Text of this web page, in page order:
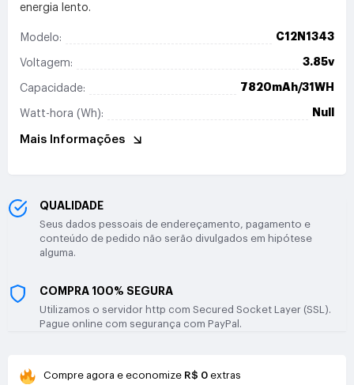
energia lento.
Modelo: C12N1343
Voltagem: 3.85v
Capacidade: 7820mAh/31WH
Watt-hora (Wh): Null
Mais Informações
QUALIDADE
Seus dados pessoais de endereçamento, pagamento e
conteúdo de pedido não serão divulgados em hipótese
alguma.
COMPRA 100% SEGURA
Utilizamos o servidor http com Secured Socket Layer (SSL).
Pague online com segurança com PayPal.
Compre agora e economize R$ 0 extras